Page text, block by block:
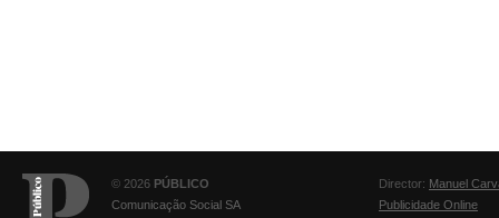
© 2026 PÚBLICO
Comunicação Social SA
Director: Manuel
Publicidade Online